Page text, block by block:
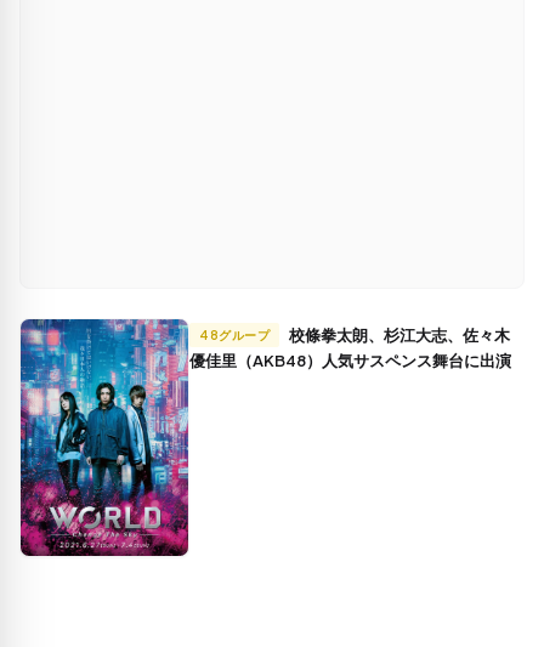
48グループ
優佳里（AKB48）人気サスペンス舞台に出演